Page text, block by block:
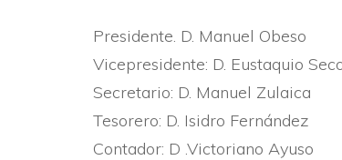
Presidente. D. Manuel Obeso
Vicepresidente: D. Eustaquio
Secretario: D. Manuel Zulaica
Tesorero: D. Isidro Fernández
Contador: D .Victoriano Ayuso